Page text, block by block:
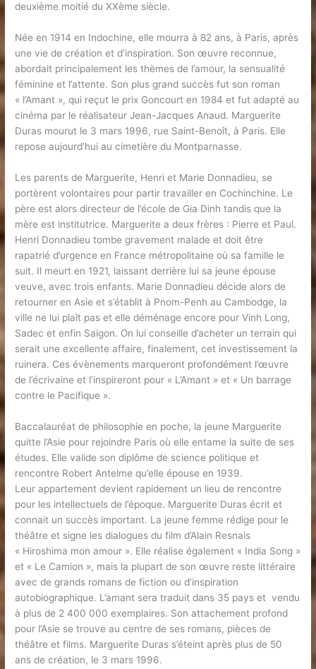
deuxième moitié du XXème siècle.
Née en 1914 en Indochine, elle mourra à 82 ans, à Paris, après
une vie de création et d’inspiration. Son œuvre reconnue,
abordait principalement les thèmes de l’amour, la sensualité
féminine et l’attente. Son plus grand succès fut son roman
« l’Amant », qui reçut le prix Goncourt en 1984 et fut adapté au
cinéma par le réalisateur Jean-Jacques Anaud. Marguerite
Duras mourut le 3 mars 1996, rue Saint-Benoît, à Paris. Elle
repose aujourd’hui au cimetière du Montparnasse.
Les parents de Marguerite, Henri et Marie Donnadieu, se
portèrent volontaires pour partir travailler en Cochinchine. Le
père est alors directeur de l’école de Gia Dinh tandis que la
mère est institutrice. Marguerite a deux frères : Pierre et Paul.
Henri Donnadieu tombe gravement malade et doit être
rapatrié d’urgence en France métropolitaine où sa famille le
suit. Il meurt en 1921, laissant derrière lui sa jeune épouse
veuve, avec trois enfants. Marie Donnadieu décide alors de
retourner en Asie et s’établit à Pnom-Penh au Cambodge, la
ville ne lui plaît pas et elle déménage encore pour Vinh Long,
Sadec et enfin Saigon. On lui conseille d’acheter un terrain qui
serait une excellente affaire, finalement, cet investissement la
ruinera. Ces évènements marqueront profondément l’œuvre
de l’écrivaine et l’inspireront pour « L’Amant » et « Un barrage
contre le Pacifique ».
Baccalauréat de philosophie en poche, la jeune Marguerite
quitte l’Asie pour rejoindre Paris où elle entame la suite de ses
études. Elle valide son diplôme de science politique et
rencontre Robert Antelme qu’elle épouse en 1939.
Leur appartement devient rapidement un lieu de rencontre
pour les intellectuels de l’époque. Marguerite Duras écrit et
connait un succès important. La jeune femme rédige pour le
théâtre et signe les dialogues du film d’Alain Resnais
« Hiroshima mon amour ». Elle réalise également « India Song »
et « Le Camion », mais la plupart de son œuvre reste littéraire
avec de grands romans de fiction ou d’inspiration
autobiographique. L’amant sera traduit dans 35 pays et vendu
à plus de 2 400 000 exemplaires. Son attachement profond
pour l’Asie se trouve au centre de ses romans, pièces de
théâtre et films. Marguerite Duras s’éteint après plus de 50
ans de création, le 3 mars 1996.